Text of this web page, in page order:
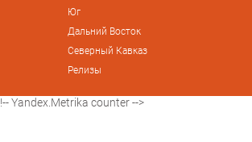
Юг
Дальний Восток
Северный Кавказ
Релизы
!-- Yandex.Metrika counter -->